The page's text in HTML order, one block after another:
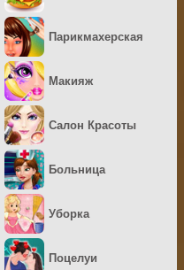
Парикмахерская
Макияж
Салон Красоты
Больница
Уборка
Поцелуи